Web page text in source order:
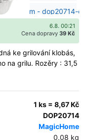
6.8. 00:21
Cena dopravy 39 Kč
ke grilování klobás,
na grilu. Rozěry : 31,5
1 ks = 8,67 Kč
DOP20714
MagicHome
0.08 kg